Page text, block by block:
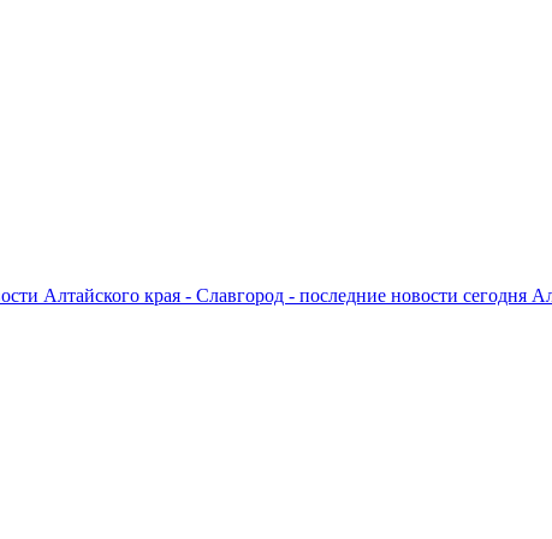
Алтайского края - Славгород - последние новости сегодня